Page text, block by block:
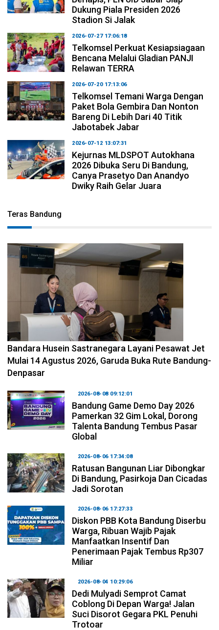
Dukung Piala Presiden 2026
Stadion Si Jalak
2026-07-27 17:06:18
Telkomsel Perkuat Kesiapsiagaan
Bencana Melalui Gladian PANJI
Relawan TERRA
2026-07-20 17:13:06
Telkomsel Temani Warga Dengan
Paket Bola Gembira Dan Nonton
Bareng Di Lebih Dari 40 Titik
Jabotabek Jabar
2026-07-12 13:07:31
Kejurnas MLDSPOT Autokhana
2026 Dibuka Seru Di Bandung,
Canya Prasetyo Dan Anandyo
Dwiky Raih Gelar Juara
Teras Bandung
2026-08-08 11:12:29
Bandara Husein Sastranegara Layani Pesawat Jet
Mulai 14 Agustus 2026, Garuda Buka Rute Bandung-
Denpasar
2026-08-08 09:12:01
Bandung Game Demo Day 2026
Pamerkan 32 Gim Lokal, Dorong
Talenta Bandung Tembus Pasar
Global
2026-08-06 17:34:08
Ratusan Bangunan Liar Dibongkar
Di Bandung, Pasirkoja Dan Cicadas
Jadi Sorotan
2026-08-06 17:27:33
Diskon PBB Kota Bandung Diserbu
Warga, Ribuan Wajib Pajak
Manfaatkan Insentif Dan
Penerimaan Pajak Tembus Rp307
Miliar
2026-08-04 10:29:06
Dedi Mulyadi Semprot Camat
Coblong Di Depan Warga! Jalan
Suci Disorot Gegara PKL Penuhi
Trotoar